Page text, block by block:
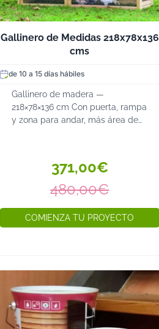
Gallinero de Medidas 218x78x136
cms
de 10 a 15 días hábiles
Gallinero de madera —
218×78×136 cm Con puerta, rampa
y zona para andar, más área de
montaje. DESCARGA A PIE DE
CAMIÓN INC...
371,00€
480,00€
COMIENZA TU PROYECTO